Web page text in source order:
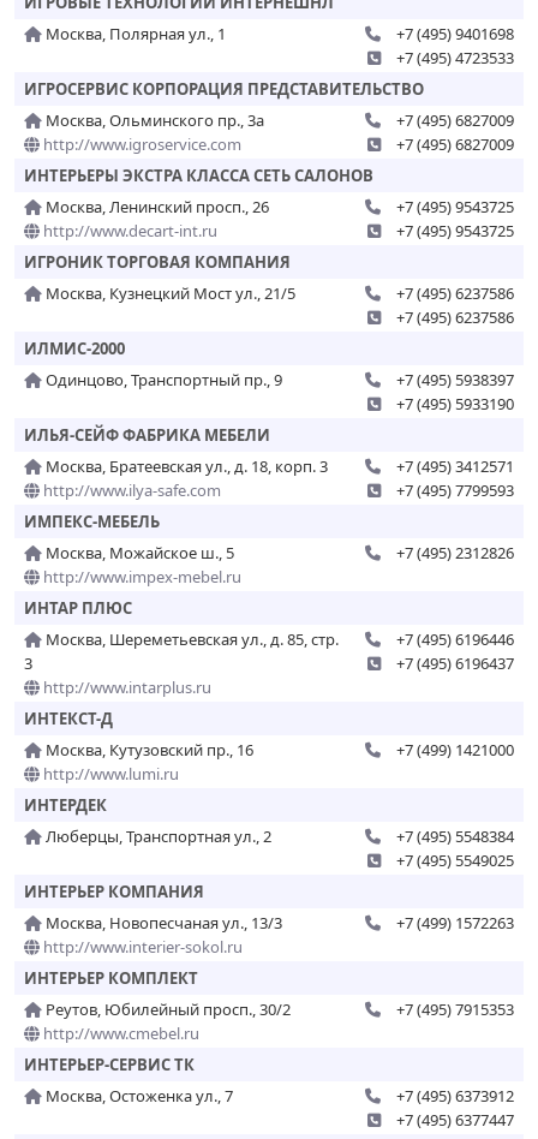
Москва, Полярная ул., 1
+7 (495) 9401698
+7 (495) 4723533
ИГРОСЕРВИС КОРПОРАЦИЯ ПРЕДСТАВИТЕЛЬСТВО
Москва, Ольминского пр., 3а
http://www.igroservice.com
+7 (495) 6827009
+7 (495) 6827009
ИНТЕРЬЕРЫ ЭКСТРА КЛАССА СЕТЬ САЛОНОВ
Москва, Ленинский просп., 26
http://www.decart-int.ru
+7 (495) 9543725
+7 (495) 9543725
ИГРОНИК ТОРГОВАЯ КОМПАНИЯ
Москва, Кузнецкий Мост ул., 21/5
+7 (495) 6237586
+7 (495) 6237586
ИЛМИС-2000
Одинцово, Транспортный пр., 9
+7 (495) 5938397
+7 (495) 5933190
ИЛЬЯ-СЕЙФ ФАБРИКА МЕБЕЛИ
Москва, Братеевская ул., д. 18, корп. 3
http://www.ilya-safe.com
+7 (495) 3412571
+7 (495) 7799593
ИМПЕКС-МЕБЕЛЬ
Москва, Можайское ш., 5
http://www.impex-mebel.ru
+7 (495) 2312826
ИНТАР ПЛЮС
Москва, Шереметьевская ул., д. 85, стр.
3
http://www.intarplus.ru
+7 (495) 6196446
+7 (495) 6196437
ИНТЕКСТ-Д
Москва, Кутузовский пр., 16
http://www.lumi.ru
+7 (499) 1421000
ИНТЕРДЕК
Люберцы, Транспортная ул., 2
+7 (495) 5548384
+7 (495) 5549025
ИНТЕРЬЕР КОМПАНИЯ
Москва, Новопесчаная ул., 13/3
http://www.interier-sokol.ru
+7 (499) 1572263
ИНТЕРЬЕР КОМПЛЕКТ
Реутов, Юбилейный просп., 30/2
http://www.cmebel.ru
+7 (495) 7915353
ИНТЕРЬЕР-СЕРВИС ТК
Москва, Остоженка ул., 7
+7 (495) 6373912
+7 (495) 6377447